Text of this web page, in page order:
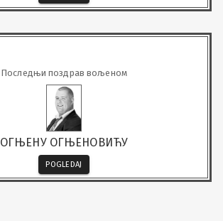
Последњи поздрав вољеном
ОГЊЕНУ ОГЊЕНОВИЋУ
POGLEDAJ